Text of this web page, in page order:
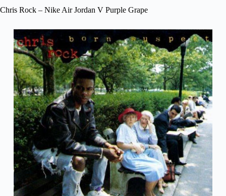
Chris Rock – Nike Air Jordan V Purple Grape